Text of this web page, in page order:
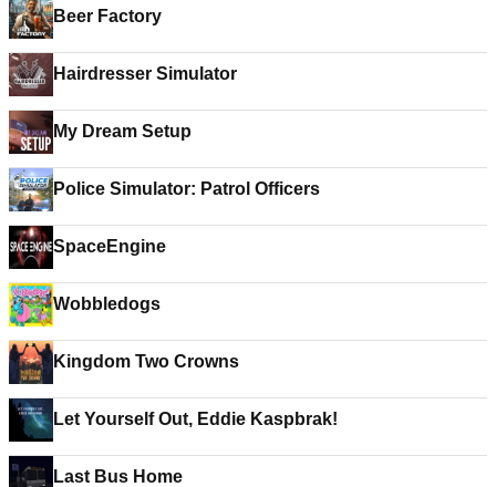
Beer Factory
Hairdresser Simulator
My Dream Setup
Police Simulator: Patrol Officers
SpaceEngine
Wobbledogs
Kingdom Two Crowns
Let Yourself Out, Eddie Kaspbrak!
Last Bus Home